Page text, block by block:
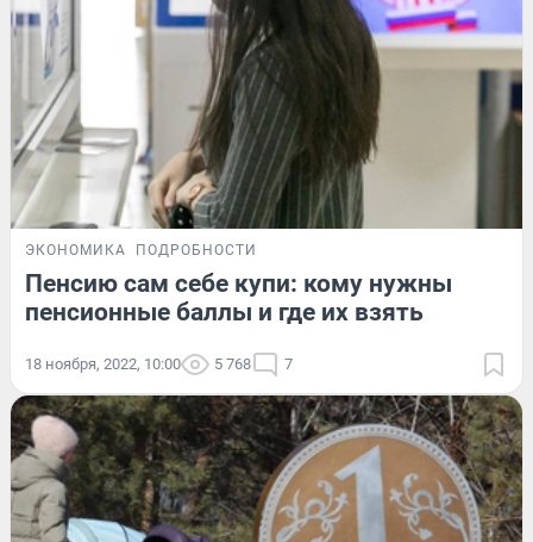
ЭКОНОМИКА ПОДРОБНОСТИ
Пенсию сам себе купи: кому нужны
пенсионные баллы и где их взять
18 ноября, 2022, 10:00 5 768 7